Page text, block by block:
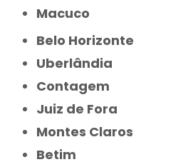
Macuco
Belo Horizonte
Uberlândia
Contagem
Juiz de Fora
Montes Claros
Betim